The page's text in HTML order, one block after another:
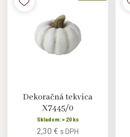
Dekoračná tekvica
X7445/0
Skladom: > 20 ks
2,30 € s DPH